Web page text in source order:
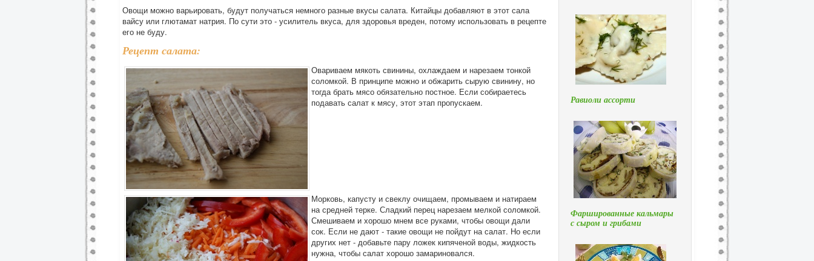
Овощи можно варьировать, будут получаться немного разные вкусы салата. Китайцы добавляют в этот сала
вайсу или глютамат натрия. По сути это - усилитель вкуса, для здоровья вреден, потому использовать в рецепте
его не буду.
Рецепт салата:
Овариваем мякоть свинины, охлаждаем и нарезаем тонкой
соломкой. В принципе можно и обжарить сырую свинину, но
тогда брать мясо обязательно постное. Если собираетесь
подавать салат к мясу, этот этап пропускаем.
Морковь, капусту и свеклу очищаем, промываем и натираем
на средней терке. Сладкий перец нарезаем мелкой соломкой.
Смешиваем и хорошо мнем все руками, чтобы овощи дали
сок. Если не дают - такие овощи не пойдут на салат. Но если
других нет - добавьте пару ложек кипяченой воды, жидкость
нужна, чтобы салат хорошо замариновался.
Равиоли ассорти
Фаршированные кальмары
с сыром и грибами